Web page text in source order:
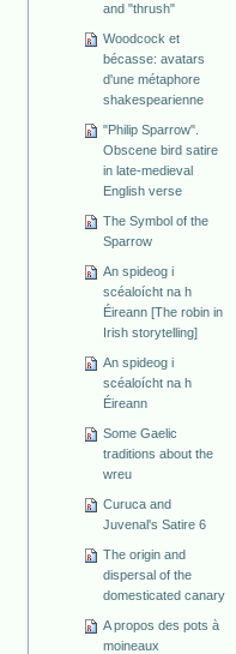
and "thrush"
Woodcock et
bécasse: avatars
d'une métaphore
shakespearienne
"Philip Sparrow".
Obscene bird satire
in late-medieval
English verse
The Symbol of the
Sparrow
An spideog i
scéaloícht na h
Éireann [The robin in
Irish storytelling]
An spideog i
scéaloícht na h
Éireann
Some Gaelic
traditions about the
wreu
Curuca and
Juvenal's Satire 6
The origin and
dispersal of the
domesticated canary
A propos des pots à
moineaux